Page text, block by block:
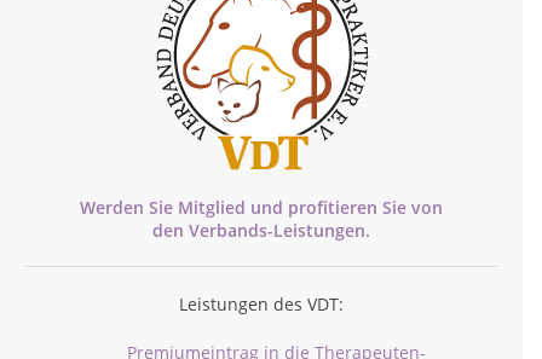
Werden Sie Mitglied und profitieren Sie von
den Verbands-Leistungen.
Leistungen des VDT:
Premiumeintrag in die Therapeuten-